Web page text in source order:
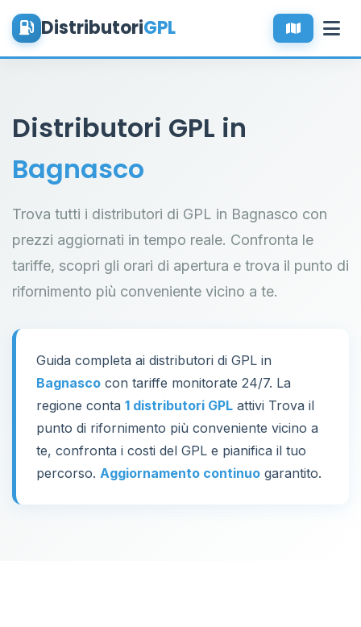
DistributoriGPL
Distributori GPL in
Bagnasco
Trova tutti i distributori di GPL in Bagnasco con
prezzi aggiornati in tempo reale. Confronta le
tariffe, scopri gli orari di apertura e trova il punto di
rifornimento più conveniente vicino a te.
Guida completa ai distributori di GPL in
Bagnasco con tariffe monitorate 24/7. La
regione conta 1 distributori GPL attivi Trova il
punto di rifornimento più conveniente vicino a
te, confronta i costi del GPL e pianifica il tuo
percorso. Aggiornamento continuo garantito.